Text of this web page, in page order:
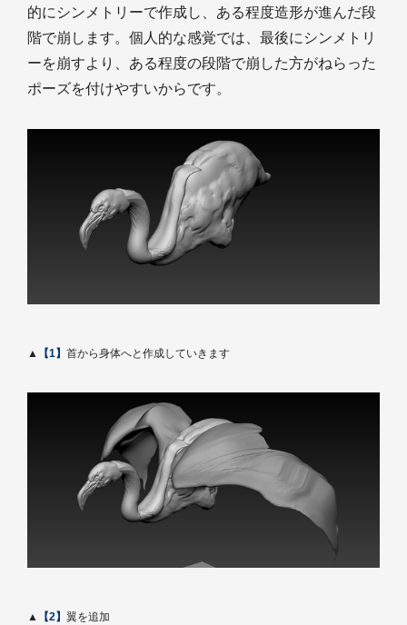
的にシンメトリーで作成し、ある程度造形が進んだ段
階で崩します。個人的な感覚では、最後にシンメトリ
ーを崩すより、ある程度の段階で崩した方がねらった
ポーズを付けやすいからです。
▲ 【1】 首から身体へと作成していきます
▲ 【2】 翼を追加